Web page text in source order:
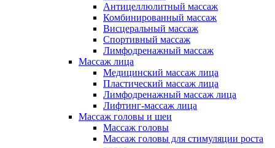
Антицеллюлитный массаж
Комбинированный массаж
Висцеральный массаж
Спортивный массаж
Лимфодренажный массаж
Массаж лица
Медицинский массаж лица
Пластический массаж лица
Лимфодренажный массаж лица
Лифтинг-массаж лица
Массаж головы и шеи
Массаж головы
Массаж головы для стимуляции роста